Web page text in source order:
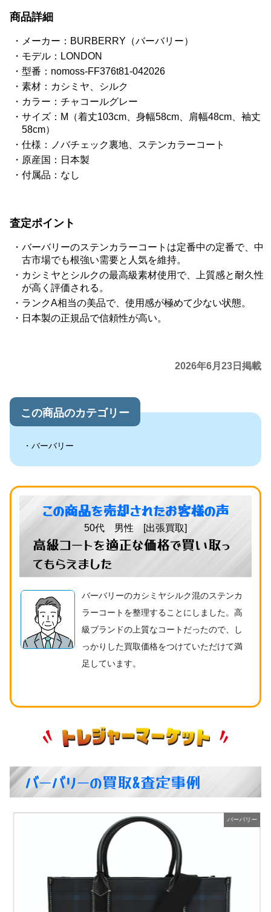
商品詳細
メーカー：BURBERRY（バーバリー）
モデル：LONDON
型番：nomoss-FF376t81-042026
素材：カシミヤ、シルク
カラー：チャコールグレー
サイズ：M（着丈103cm、身幅58cm、肩幅48cm、袖丈
58cm）
仕様：ノバチェック裏地、ステンカラーコート
原産国：日本製
付属品：なし
査定ポイント
バーバリーのステンカラーコートは定番中の定番で、中
古市場でも根強い需要と人気を維持。
カシミヤとシルクの最高級素材使用で、上質感と耐久性
が高く評価される。
ランクA相当の美品で、使用感が極めて少ない状態。
日本製の正規品で信頼性が高い。
2026年6月23日掲載
この商品のカテゴリー
バーバリー
この商品を売却されたお客様の声
50代 男性 [出張買取]
高級コートを適正な価格で買い取っ
てもらえました
バーバリーのカシミヤシルク混のステンカ
ラーコートを整理することにしました。高
級ブランドの上質なコートだったので、し
っかりした買取価格をつけていただけて満
足しています。
バーバリーの買取&査定事例
バーバリー